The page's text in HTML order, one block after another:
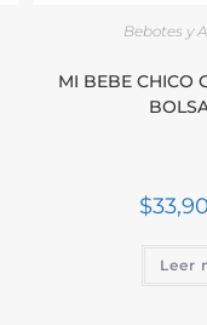
Bebotes y
MI BEBE CHICO
$
Leer